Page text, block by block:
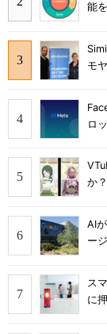
能
モ
ロ
か
AI
ー
ス
に